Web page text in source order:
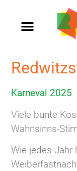
Karneval 2025
Viele bunte
Wahnsinns-
Wie jedes Jahr